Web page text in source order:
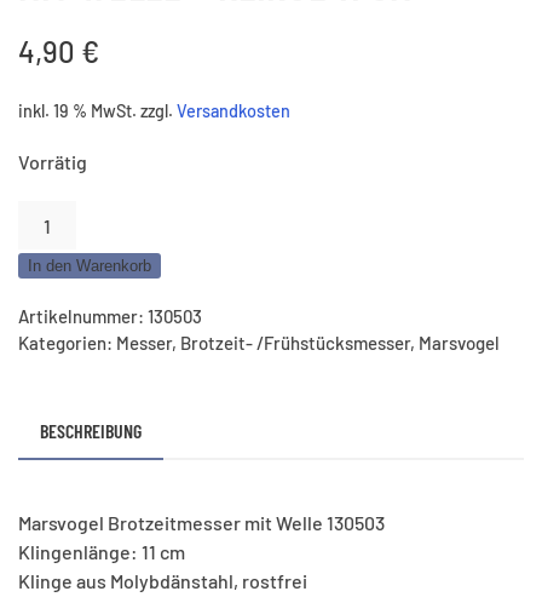
4,90 €
inkl. 19 % MwSt. zzgl. Versandkosten
Vorrätig
mit
–
Klinge
Menge
In den Warenkorb
Artikelnummer: 130503
Kategorien: Messer, Brotzeit- /Frühstücksmesser, Marsvogel
BESCHREIBUNG
Marsvogel Brotzeitmesser mit Welle 130503
Klingenlänge: 11 cm
Klinge aus Molybdänstahl, rostfrei